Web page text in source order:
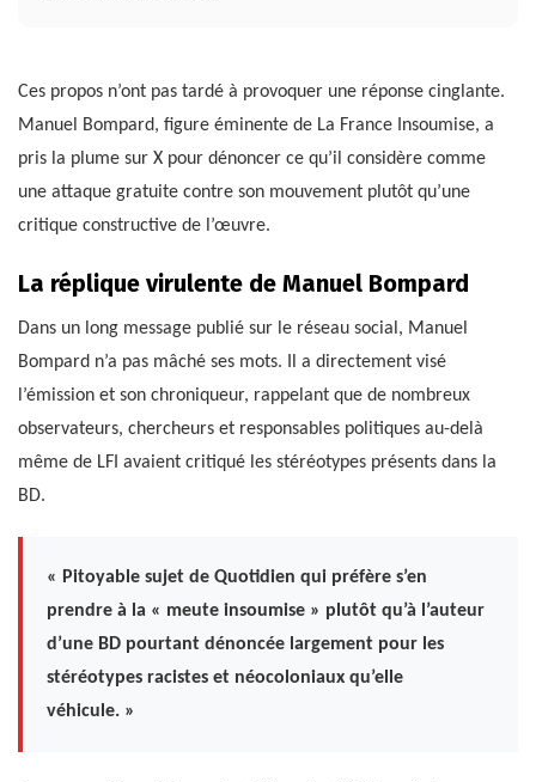
Ces propos n’ont pas tardé à provoquer une réponse cinglante.
Manuel Bompard, figure éminente de La France Insoumise, a
pris la plume sur X pour dénoncer ce qu’il considère comme
une attaque gratuite contre son mouvement plutôt qu’une
critique constructive de l’œuvre.
La réplique virulente de Manuel Bompard
Dans un long message publié sur le réseau social, Manuel
Bompard n’a pas mâché ses mots. Il a directement visé
l’émission et son chroniqueur, rappelant que de nombreux
observateurs, chercheurs et responsables politiques au-delà
même de LFI avaient critiqué les stéréotypes présents dans la
BD.
« Pitoyable sujet de Quotidien qui préfère s’en
prendre à la « meute insoumise » plutôt qu’à l’auteur
d’une BD pourtant dénoncée largement pour les
stéréotypes racistes et néocoloniaux qu’elle
véhicule. »